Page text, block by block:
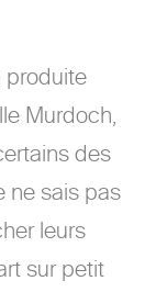
produite
Murdoch,
des
ne sais pas
leurs
sur petit